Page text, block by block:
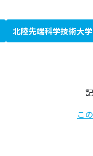
北陸先端科学技術大
こ